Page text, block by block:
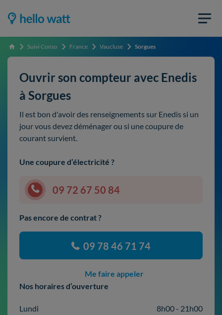
Accueil Suivi Conso France Vaucluse Sorgues
Ouvrir son compteur avec Enedis
à Sorgues
Il est bon d'avoir des renseignements sur Enedis si un
jour vous devez déménager ou si une coupure de
courant survient.
Une coupure d’électricité ?
09 72 67 50 84
Pas encore de contrat ?
09 78 46 71 74
Me faire appeler
Nos horaires d’ouverture
Lundi
8h00 - 21h00